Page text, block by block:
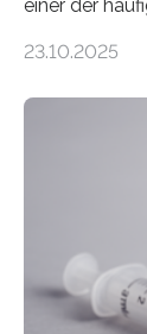
einer der
Betroffenen
Dringend
nur
Gewebe
Hertie-
23.10.2025